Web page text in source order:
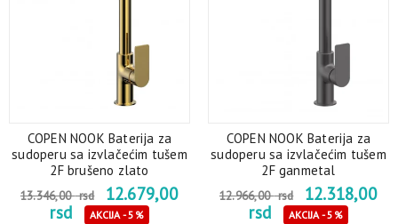
COPEN NOOK Baterija za
sudoperu sa izvlačećim tušem
2F brušeno zlato
13.346,00rsd
12.679,00
rsd
AKCIJA - 5%
COPEN NOOK Baterija za
sudoperu sa izvlačećim tušem
2F ganmetal
12.966,00rsd
12.318,00
rsd
AKCIJA - 5%